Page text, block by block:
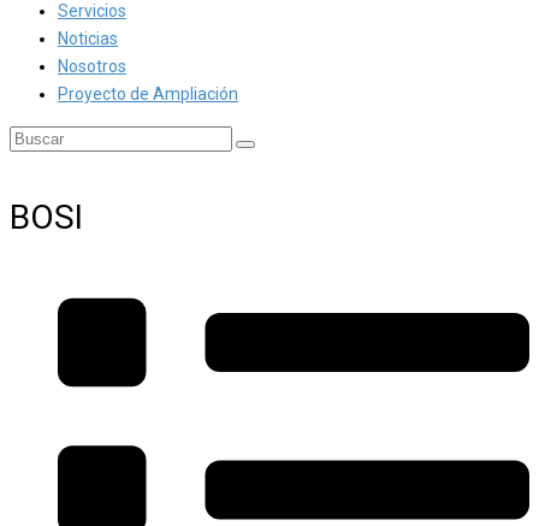
Servicios
Noticias
Nosotros
Proyecto de Ampliación
BOSI